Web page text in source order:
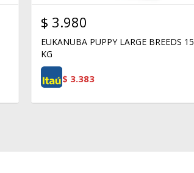
$ 3.980
EUKANUBA PUPPY LARGE BREEDS 15
KG
$ 3.383